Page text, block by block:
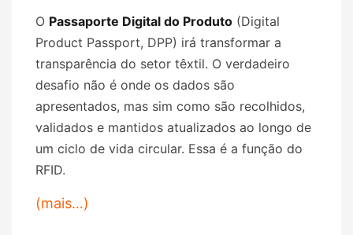
O Passaporte Digital do Produto (Digital
Product Passport, DPP) irá transformar a
transparência do setor têxtil. O verdadeiro
desafio não é onde os dados são
apresentados, mas sim como são recolhidos,
validados e mantidos atualizados ao longo de
um ciclo de vida circular. Essa é a função do
RFID.
(mais…)